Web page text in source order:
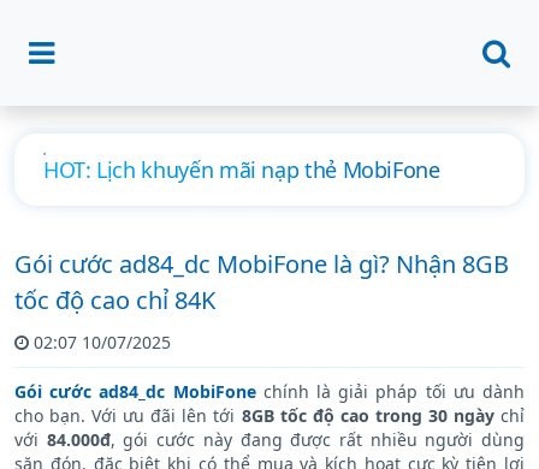
HOT: Lịch khuyến mãi nạp thẻ MobiFone
Gói cước ad84_dc MobiFone là gì? Nhận 8GB
tốc độ cao chỉ 84K
02:07 10/07/2025
Gói cước ad84_dc MobiFonechính là giải pháp tối ưu dành
cho bạn. Với ưu đãi lên tới8GB tốc độ cao trong 30 ngàychỉ